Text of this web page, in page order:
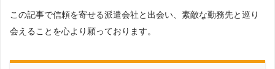
この記事で信頼を寄せる派遣会社と出会い、素敵な勤務先と巡り
会えることを心より願っております。